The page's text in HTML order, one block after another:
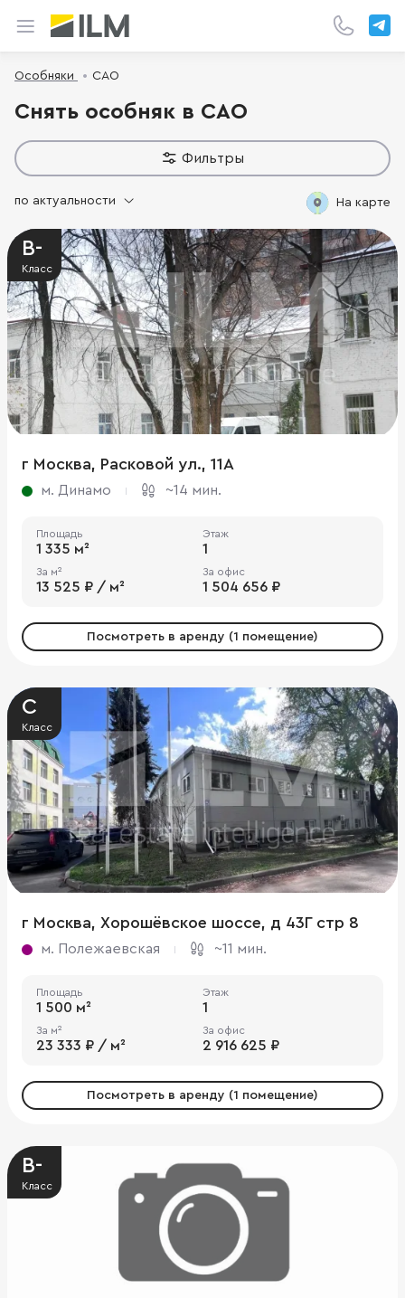
Особняки САО
Снять особняк в САО
Фильтры
На карте
по актуальности
B-
Класс
г Москва, Расковой ул., 11А
м. Динамо ~14 мин.
Площадь
1 335 м²
Этаж
1
За м²
13 525 ₽ / м²
За офис
1 504 656 ₽
Посмотреть в аренду (1 помещение)
C
Класс
г Москва, Хорошёвское шоссе, д 43Г стр 8
м. Полежаевская ~11 мин.
Площадь
1 500 м²
Этаж
1
За м²
23 333 ₽ / м²
За офис
2 916 625 ₽
Посмотреть в аренду (1 помещение)
B-
Класс